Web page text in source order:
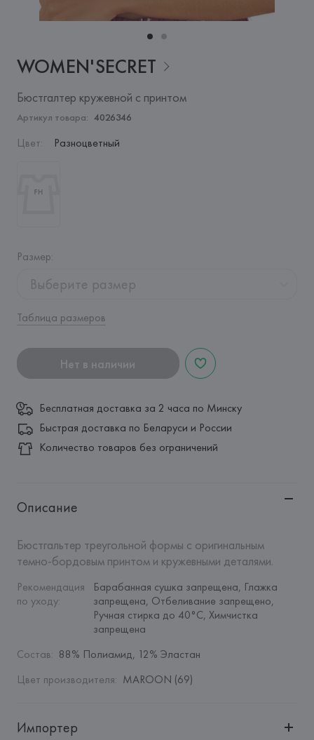
WOMEN'SECRET
Бюстгалтер кружевной с принтом
Артикул товара: 4026346
Цвет: Разноцветный
Размер:
Выберите размер
Таблица размеров
Нет в наличии
Бесплатная доставка за 2 часа по Минску
Быстрая доставка по Беларуси и России
Количество товаров без ограничений
Описание
Бюстгальтер треугольной формы с оригинальным
темно-бордовым принтом и кружевными деталями.
Рекомендация
по уходу:
Барабанная сушка запрещена, Глажка
запрещена, Отбеливание запрещено,
Ручная стирка до 40°C, Химчистка
запрещена
Состав: 88% Полиамид, 12% Эластан
Цвет производителя: MAROON (69)
Импортер